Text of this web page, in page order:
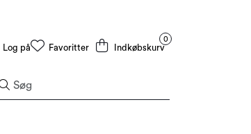
Log på Favoritter
0
Indkøbskurv
Tilbud og outlet